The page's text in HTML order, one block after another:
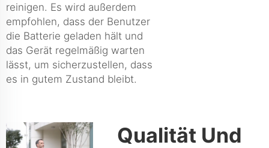
reinigen. Es wird außerdem
empfohlen, dass der Benutzer
die Batterie geladen hält und
das Gerät regelmäßig warten
lässt, um sicherzustellen, dass
es in gutem Zustand bleibt.
Qualität Und